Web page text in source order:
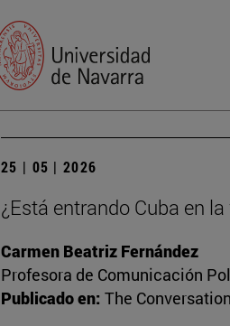
25 | 05 | 2026
¿Está entrando Cuba en
Carmen Beatriz Fernández
Profesora de Comunicación
Publicado en: The Conversation